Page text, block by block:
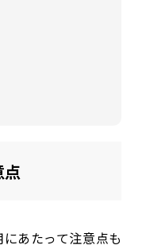
あたって注意点も